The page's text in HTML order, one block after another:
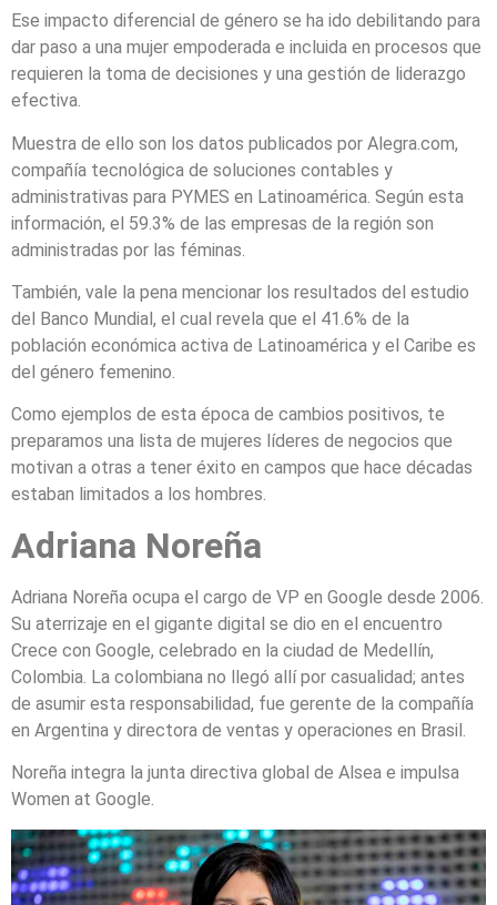
Ese impacto diferencial de género se ha ido debilitando para
dar paso a una mujer empoderada e incluida en procesos que
requieren la toma de decisiones y una gestión de liderazgo
efectiva.
Muestra de ello son los datos publicados por Alegra.com,
compañía tecnológica de soluciones contables y
administrativas para PYMES en Latinoamérica. Según esta
información, el 59.3% de las empresas de la región son
administradas por las féminas.
También, vale la pena mencionar los resultados del estudio
del Banco Mundial, el cual revela que el 41.6% de la
población económica activa de Latinoamérica y el Caribe es
del género femenino.
Como ejemplos de esta época de cambios positivos, te
preparamos una lista de mujeres líderes de negocios que
motivan a otras a tener éxito en campos que hace décadas
estaban limitados a los hombres.
Adriana Noreña
Adriana Noreña ocupa el cargo de VP en Google desde 2006.
Su aterrizaje en el gigante digital se dio en el encuentro
Crece con Google, celebrado en la ciudad de Medellín,
Colombia. La colombiana no llegó allí por casualidad; antes
de asumir esta responsabilidad, fue gerente de la compañía
en Argentina y directora de ventas y operaciones en Brasil.
Noreña integra la junta directiva global de Alsea e impulsa
Women at Google.